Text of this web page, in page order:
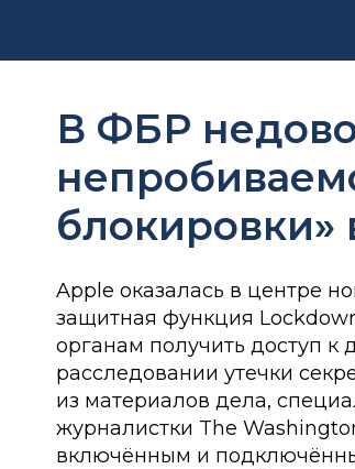
В ФБР
блокировки»
Apple оказалась в центре
защитная функция
органам получить доступ к
расследовании утечки
из материалов дела,
журналистки The
включённым и